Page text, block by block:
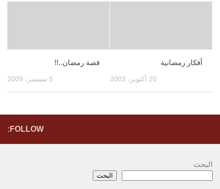
قصة رمضان..!!
5 سبتمبر، 2009
أفكار رمضانية
20 أكتوبر، 2003
FOLLOW:
البحث
البحث